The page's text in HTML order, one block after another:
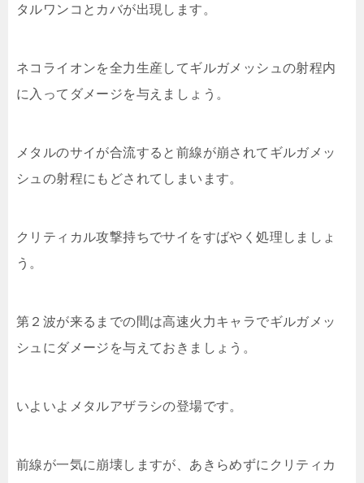
タルワンコとカバが出現します。
ネコライオンを全力生産してギルガメッシュの射程内
に入ってダメージを与えましょう。
メタルのサイが合流すると前線が崩されてギルガメッ
シュの射程にもどされてしまいます。
クリティカル攻撃持ちでサイをすばやく処理しましょ
う。
第２波が来るまでの間は高速火力キャラでギルガメッ
シュにダメージを与えておきましょう。
いよいよメタルアザラシの登場です。
前線が一気に崩壊しますが、あきらめずにクリティカ